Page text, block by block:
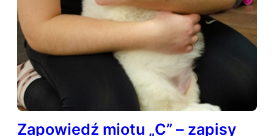
Zapowiedź miotu „C” – zapisy